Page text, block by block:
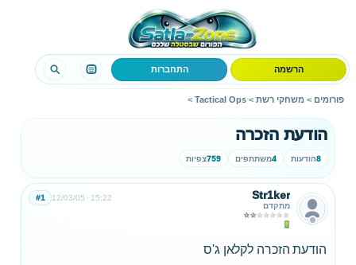
הרשמה התחברות
פורומים > משחקי רשת >
Tactical Ops
>
הודעת הזכרה
8הודעות 4משתתפים 759צפיות
Str1ker
מתקדם
12/03/05 15:22
#1
הודעת הזכרה לקלאן ג'ס